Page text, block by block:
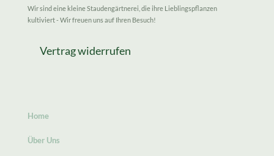
Wir sind eine kleine Staudengärtnerei, die ihre Lieblingspflanzen
kultiviert - Wir freuen uns auf Ihren Besuch!
Vertrag widerrufen
Home
Über Uns